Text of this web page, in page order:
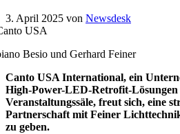
3. April 2025 von Newsdesk
Besio und Gerhard Feiner
Canto USA International, ein
High-Power-LED-Retrofit-
Veranstaltungssäle, freut sich, eine
Partnerschaft mit Feiner
zu geben.